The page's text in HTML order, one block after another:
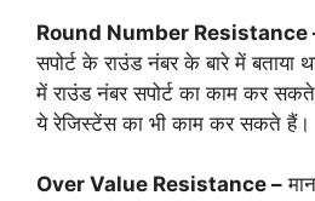
Round Number Resistance
सपोर्ट के राउंड नंबर के बारे में बताया
में राउंड नंबर सपोर्ट का काम कर सकते
ये रेजिस्टेंस का भी काम कर सकते हैं।
Over Value Resistance –